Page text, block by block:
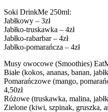
Soki DrinkMe 250ml:
Jabłkowy – 3zł
Jabłko-truskawka – 4zł
Jabłko-rabarbar – 4zł
Jabłko-pomarańcza – 4zł
Musy owocowe (Smoothies)
Białe (kokos, ananas, banan,
Pomarańczowe (mango,
4,50zł
Różowe (truskawka, malina,
Zielone (kiwi, szpinak, gruszka,